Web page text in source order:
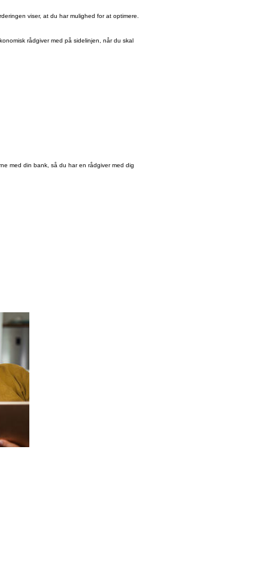
viser, at du har mulighed for at optimere.
rådgiver med på sidelinjen, når du skal
med din bank, så du har en rådgiver med dig